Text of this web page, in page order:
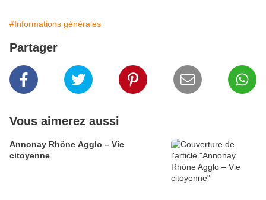
#Informations générales
Partager
Vous aimerez aussi
Annonay Rhône Agglo – Vie
citoyenne